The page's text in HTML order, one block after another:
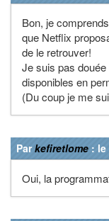
Bon, je
que Netflix
de le retrouver!
Je suis pas
disponibles en
(Du coup je me
Parkefiretlome : le
Oui, la